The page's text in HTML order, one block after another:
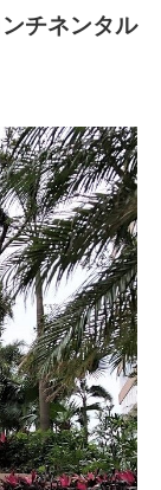
チネンタル